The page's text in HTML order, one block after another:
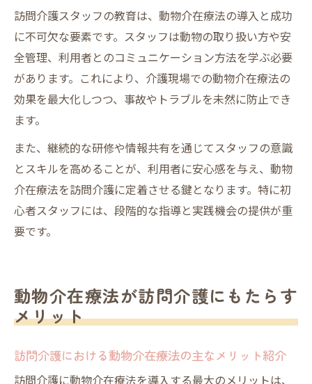
訪問介護スタッフの教育は、動物介在療法の導入と成功
に不可欠な要素です。スタッフは動物の取り扱い方や安
全管理、利用者とのコミュニケーション方法を学ぶ必要
があります。これにより、介護現場での動物介在療法の
効果を最大化しつつ、事故やトラブルを未然に防止でき
ます。
また、継続的な研修や情報共有を通じてスタッフの意識
とスキルを高めることが、利用者に安心感を与え、動物
介在療法を訪問介護に定着させる鍵となります。特に初
心者スタッフには、段階的な指導と実践機会の提供が重
要です。
動物介在療法が訪問介護にもたらす
メリット
訪問介護における動物介在療法の主なメリット紹介